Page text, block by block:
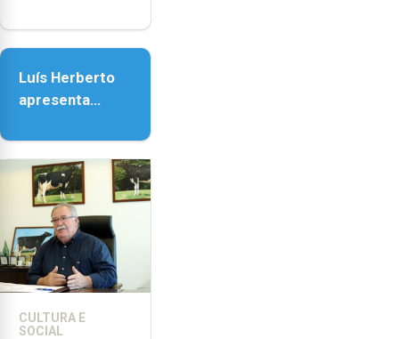
Nossa Senhora
Luís Herberto
apresenta
Paisagem’
CULTURA E
SOCIAL